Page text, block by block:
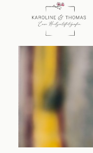
das